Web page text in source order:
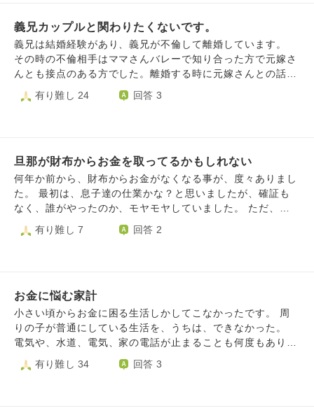
義兄カップルと関わりたくないです。
義兄は結婚経験があり、義兄が不倫して離婚しています。
その時の不倫相手はママさんバレーで知り合った方で元嫁さ
んとも接点のある方でした。離婚する時に元嫁さんとの話し
合いでママさんバレーに行かないということになっていまし
た。 そして義兄の今の彼女もバツ1でママさんバレーチーム
義兄。 義両親からもママさんバレーに恋愛しに行ってるの
か！？もう行くな！と言われています。 私たち夫婦も元々
ママさんバレーチームで練習に参加していたのですが、私た
ちまで巻き込まれ練習に行けなくなってしまいました。 な
兄は独占欲強いのか 何故か義兄に｢ママさんバレーの人達と
初は仕方なく聞いていましたが、正直私たちは何も悪いこと
をしていないし、行動範囲狭まる意味が分からないし、だん
だんとそれがストレスに感じ今は普通に行動しています。
また義兄の彼女も苦手でして、 元々第一印象があまり良く
に自分の話しかせず、とにかく自分アピールがすごく一緒に
有り難し 24 回答 3
旦那が財布からお金を取ってるかもしれない
何年か前から、財布からお金がなくなる事が、度々ありまし
た。 最初は、息子達の仕業かな？と思いましたが、確証も
なく、誰がやったのか、モヤモヤしていました。 ただ、こ
こ何ヶ月かも、息子達が家を出たのに、なくなっていて、ま
さか？旦那さん?とも思ったのですが、自分の勘違いだと思
問いただすにしても、確証は、ないし、でも、そのお金がな
ければ、支払いができません。 どうにかして、返してもら
いたいです。 どうしたら、認めてくれるでしょうか？
有り難し 7 回答 2
お金に悩む家計
小さい頃からお金に困る生活しかしてこなかったです。 周
りの子が普通にしている生活を、うちは、できなかった。
電気や、水道、電気、家の電話が止まることも何度もありま
えて居ます。家計簿もつけだしたけど、お金が足りなくなる
有り難し 34 回答 3